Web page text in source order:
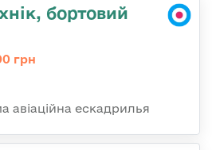
бортовий
грн
авіаційна ескадрилья